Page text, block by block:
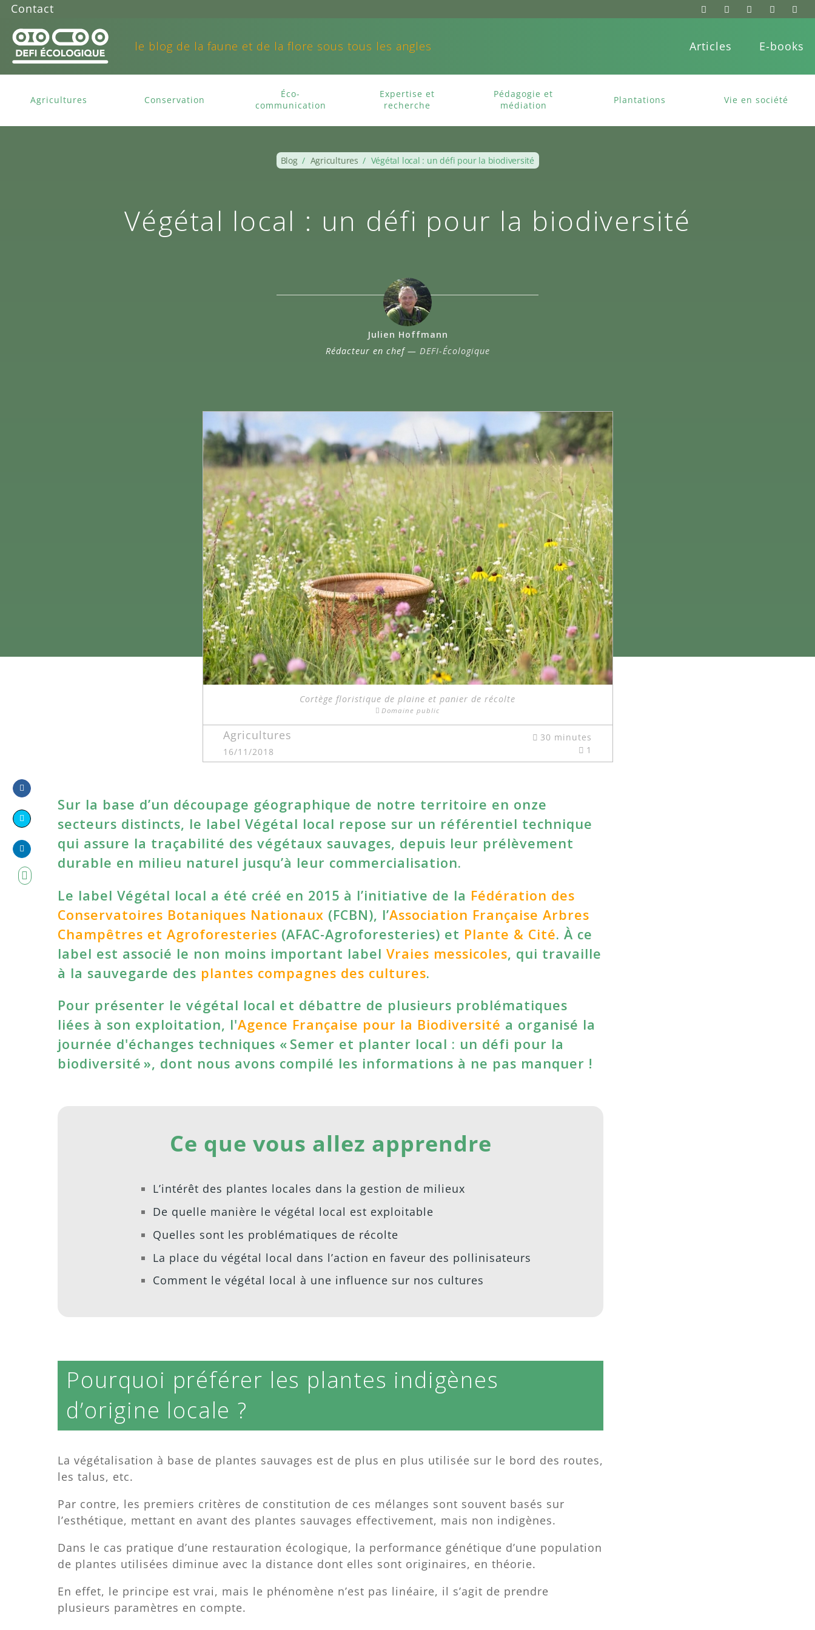
Contact
le blog de la faune et de la flore sous tous les angles Articles E-books
Agricultures Conservation
Éco-
communication
Expertise et
recherche
Pédagogie et
médiation
Plantations Vie en société
Blog/ Agricultures / Végétal local : un défi pour la biodiversité
Végétal local : un défi pour la biodiversité
Julien Hoffmann
Rédacteur en chef — DEFI-Écologique
Cortège floristique de plaine et panier de récolte
Domaine public
Agricultures
16/11/2018
30 minutes
1
on
Facebook
on
Twitter
Share
on
LinkedIn
Sur la base d’un découpage géographique de notre territoire en onze
secteurs distincts, le label Végétal local repose sur un référentiel technique
qui assure la traçabilité des végétaux sauvages, depuis leur prélèvement
durable en milieu naturel jusqu’à leur commercialisation.
Le label Végétal local a été créé en 2015 à l’initiative de la Fédération des
Conservatoires Botaniques Nationaux (FCBN), l’Association Française Arbres
Champêtres et Agroforesteries (AFAC-Agroforesteries) et Plante & Cité. À ce
label est associé le non moins important label Vraies messicoles, qui travaille
à la sauvegarde des plantes compagnes des cultures.
Pour présenter le végétal local et débattre de plusieurs problématiques
liées à son exploitation, l'Agence Française pour la Biodiversité a organisé la
journée d'échanges techniques « Semer et planter local : un défi pour la
biodiversité », dont nous avons compilé les informations à ne pas manquer !
Ce que vous allez apprendre
L’intérêt des plantes locales dans la gestion de milieux
De quelle manière le végétal local est exploitable
Quelles sont les problématiques de récolte
La place du végétal local dans l’action en faveur des pollinisateurs
Comment le végétal local à une influence sur nos cultures
Pourquoi préférer les plantes indigènes
d’origine locale ?
La végétalisation à base de plantes sauvages est de plus en plus utilisée sur le bord des routes,
les talus, etc.
Par contre, les premiers critères de constitution de ces mélanges sont souvent basés sur
l’esthétique, mettant en avant des plantes sauvages effectivement, mais non indigènes.
Dans le cas pratique d’une restauration écologique, la performance génétique d’une population
de plantes utilisées diminue avec la distance dont elles sont originaires, en théorie.
En effet, le principe est vrai, mais le phénomène n’est pas linéaire, il s’agit de prendre
plusieurs paramètres en compte.